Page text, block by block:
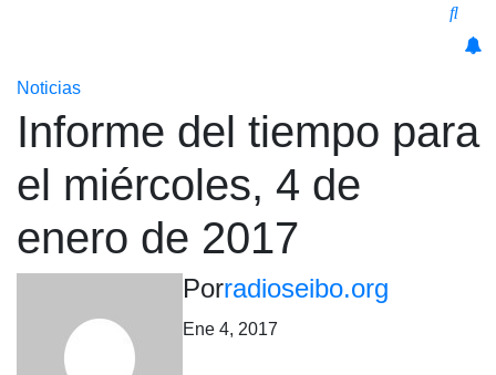
Noticias
Informe del tiempo para
el miércoles, 4 de
enero de 2017
Porradioseibo.org
Ene 4, 2017